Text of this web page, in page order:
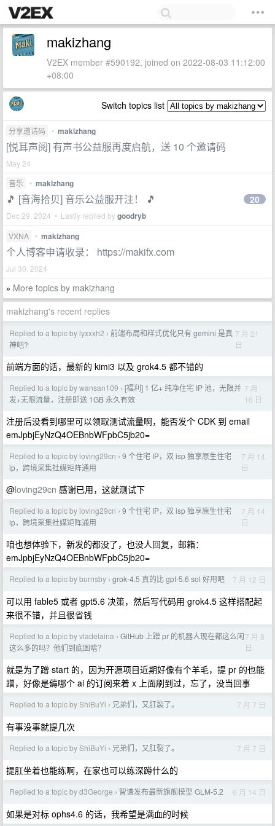
makizhang
V2EX member #590192, joined on 2022-08-03 11:12:00
+08:00
Switch topics list
分享邀请码 • makizhang
[悦耳声阅] 有声书公益服再度启航，送 10 个邀请码
May 24
音乐
• makizhang
🎵 [音海拾贝] 音乐公益服开注！ 🎵
Dec 29, 2024 • Lastly replied bygoodryb
20
VXNA • makizhang
个人博客申请收录： https://makifx.com
Jul 30, 2024
» More topics by makizhang
makizhang's recent replies
Replied to a topic by lyxxxh2 › 前端布局和样式优化只有 gemini 是真
神吧?
7 月 21
日
前端方面的话，最新的 kimi3 以及 grok4.5 都不错的
Replied to a topic by wansan109 › [福利] 1 亿+ 纯净住宅 IP 池，无限并
发+无限流量，注册即送 1GB 永久有效
7 月
16 日
注册后没看到哪里可以领取测试流量啊，能否发个 CDK 到 email
emJpbjEyNzQ4OEBnbWFpbC5jb20=
Replied to a topic by loving29cn › 9 个住宅 IP，双 isp 独享原生住宅
ip，跨境采集社媒矩阵通用
7 月 14
日
@loving29cn 感谢已用，这就测试下
Replied to a topic by loving29cn › 9 个住宅 IP，双 isp 独享原生住宅
ip，跨境采集社媒矩阵通用
7 月 14
日
咱也想体验下，新发的都没了，也没人回复，邮箱：
emJpbjEyNzQ4OEBnbWFpbC5jb20=
Replied to a topic by burnsby › grok-4.5 真的比 gpt-5.6 sol 好用吧 7 月 12 日
可以用 fable5 或者 gpt5.6 决策，然后写代码用 grok4.5 这样搭配起
来很不错，并且很省钱
Replied to a topic by vladelaina › GitHub 上蹭 pr 的机器人现在都这么闲
这么多的吗？他们到底图啥？
7 月 8
日
就是为了蹭 start 的，因为开源项目近期好像有个羊毛，提 pr 的也能
蹭，好像是薅哪个 ai 的订阅来着 x 上面刷到过，忘了，没当回事
Replied to a topic by ShiBuYi › 兄弟们，又肛裂了。 7 月 7 日
有事没事就提几次
Replied to a topic by ShiBuYi › 兄弟们，又肛裂了。 7 月 7 日
提肛坐着也能练啊，在家也可以练深蹲什么的
Replied to a topic by d3George › 智谱发布最新旗舰模型 GLM-5.2 6 月 14 日
如果是对标 ophs4.6 的话，我希望是满血的时候